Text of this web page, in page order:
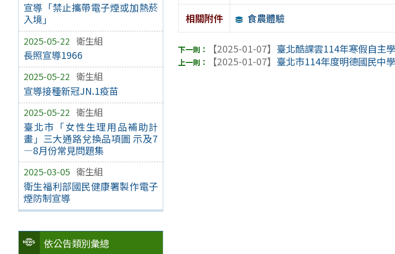
宣導「禁止攜帶電子煙或加熱菸
入境」
2025-05-22 衛生組
長照宣導1966
2025-05-22 衛生組
宣導接種新冠JN.1疫苗
2025-05-22 衛生組
臺北市「女性生理用品補助計
畫」三大通路兌換品項圖 示及7
—8月份常見問題集
2025-03-05 衛生組
衛生福利部國民健康署製作電子
煙防制宣導
依公告類別彙總
相關附件 食農體驗
【2025-01-07】 臺北酷課雲114年寒假自主
【2025-01-07】 臺北市114年度明德國民中